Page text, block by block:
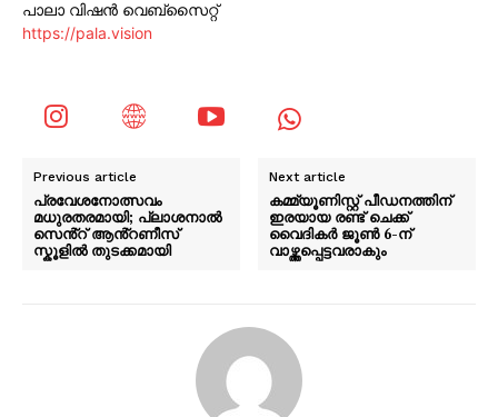
പാലാ വിഷൻ വെബ്സൈറ്റ്
https://pala.vision
Previous article
പ്രവേശനോത്സവം
മധുരതരമായി; പ്ലാശനാൽ
സെൻ്റ് ആൻ്റണീസ്
സ്കൂളിൽ തുടക്കമായി
Next article
കമ്മ്യൂണിസ്റ്റ് പീഡനത്തിന്
ഇരയായ രണ്ട് ചെക്ക്
വൈദികർ ജൂൺ 6-ന്
വാഴ്ത്തപ്പെട്ടവരാകും